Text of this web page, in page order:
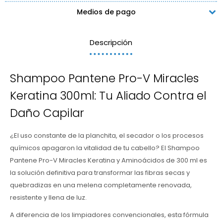
Medios de pago
Descripción
Shampoo Pantene Pro-V Miracles
Keratina 300ml: Tu Aliado Contra el
Daño Capilar
¿El uso constante de la planchita, el secador o los procesos
químicos apagaron la vitalidad de tu cabello? El Shampoo
Pantene Pro-V Miracles Keratina y Aminoácidos de 300 ml es
la solución definitiva para transformar las fibras secas y
quebradizas en una melena completamente renovada,
resistente y llena de luz.
A diferencia de los limpiadores convencionales, esta fórmula